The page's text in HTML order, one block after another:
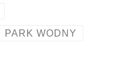
PARK WODNY